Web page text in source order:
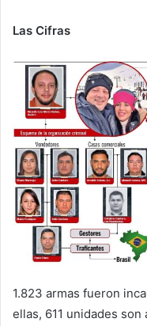
Las Cifras
1.823 armas fueron
ellas, 611 unidades son